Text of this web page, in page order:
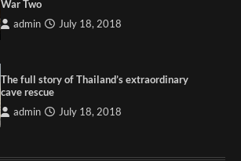
War Two
admin July 18, 2018
The full story of Thailand’s extraordinary
cave rescue
admin July 18, 2018